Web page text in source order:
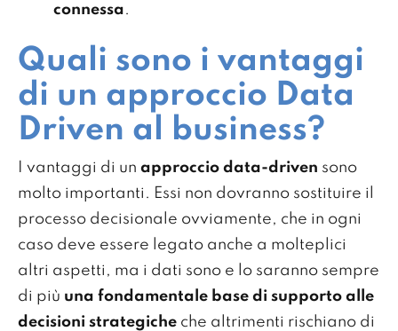
connessa.
Quali sono i vantaggi
di un approccio Data
Driven al business?
I vantaggi di un approccio data-driven sono
molto importanti. Essi non dovranno sostituire il
processo decisionale ovviamente, che in ogni
caso deve essere legato anche a molteplici
altri aspetti, ma i dati sono e lo saranno sempre
di più una fondamentale base di supporto alle
decisioni strategiche che altrimenti rischiano di